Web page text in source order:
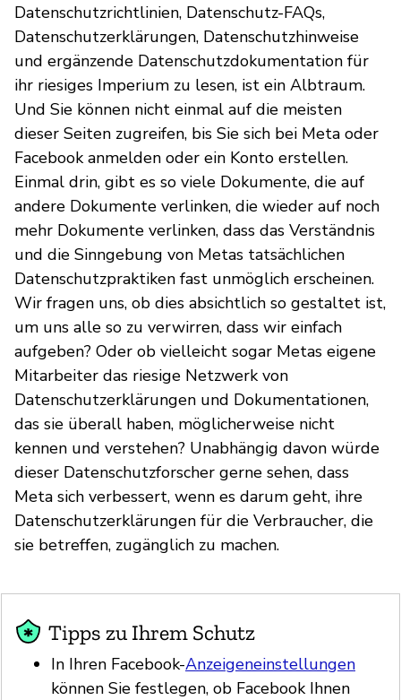
Datenschutzrichtlinien, Datenschutz-FAQs,
Datenschutzerklärungen, Datenschutzhinweise
und ergänzende Datenschutzdokumentation für
ihr riesiges Imperium zu lesen, ist ein Albtraum.
Und Sie können nicht einmal auf die meisten
dieser Seiten zugreifen, bis Sie sich bei Meta oder
Facebook anmelden oder ein Konto erstellen.
Einmal drin, gibt es so viele Dokumente, die auf
andere Dokumente verlinken, die wieder auf noch
mehr Dokumente verlinken, dass das Verständnis
und die Sinngebung von Metas tatsächlichen
Datenschutzpraktiken fast unmöglich erscheinen.
Wir fragen uns, ob dies absichtlich so gestaltet ist,
um uns alle so zu verwirren, dass wir einfach
aufgeben? Oder ob vielleicht sogar Metas eigene
Mitarbeiter das riesige Netzwerk von
Datenschutzerklärungen und Dokumentationen,
das sie überall haben, möglicherweise nicht
kennen und verstehen? Unabhängig davon würde
dieser Datenschutzforscher gerne sehen, dass
Meta sich verbessert, wenn es darum geht, ihre
Datenschutzerklärungen für die Verbraucher, die
sie betreffen, zugänglich zu machen.
Tipps zu Ihrem Schutz
In Ihren Facebook-Anzeigeneinstellungen
können Sie festlegen, ob Facebook Ihnen